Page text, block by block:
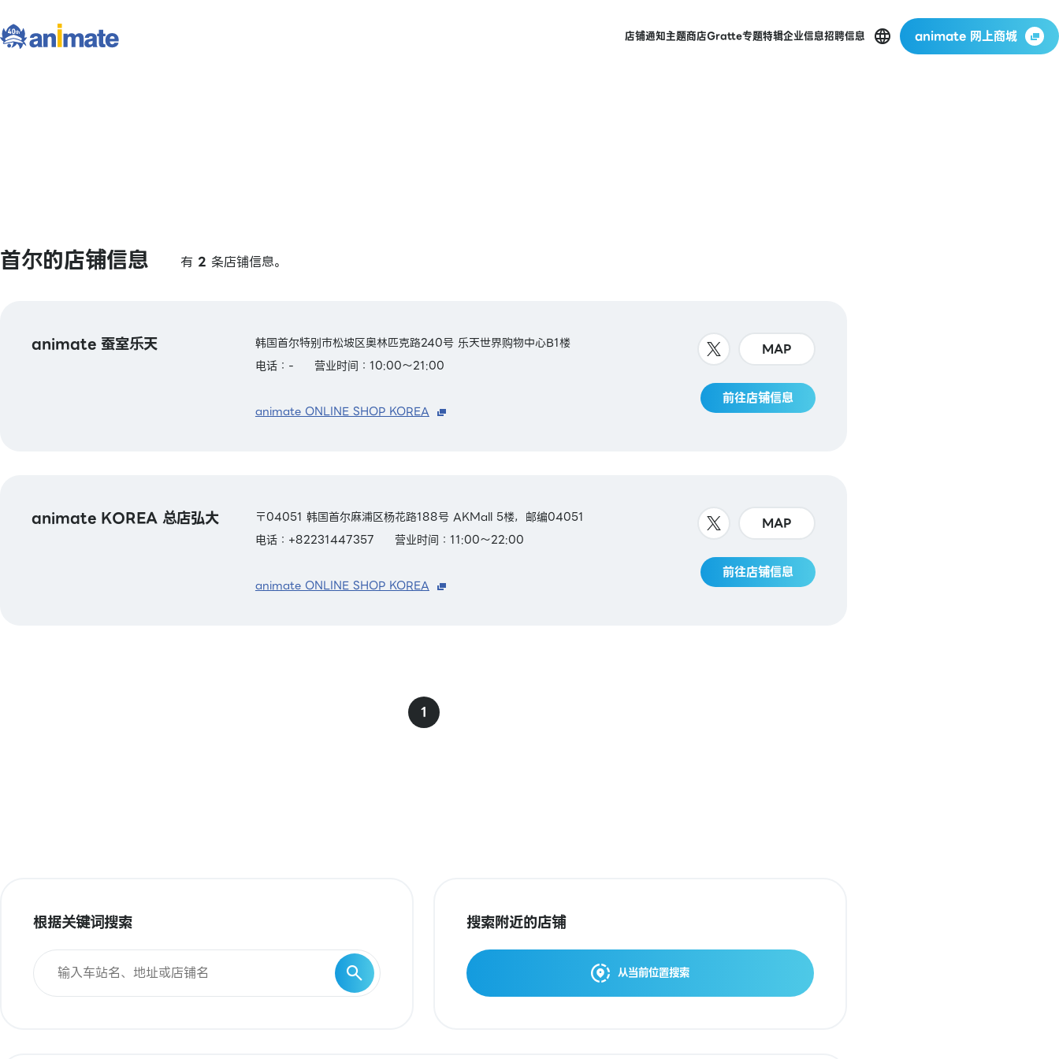
店铺通知主题商店Gratte专题特辑企业信息招聘信息 animate 网上商城
首尔的店铺信息 有 2 条店铺信息。
animate 蚕室乐天
韩国首尔特别市松坡区奥林匹克路240号 乐天世界购物中心B1楼
电话：-
营业时间：10:00～21:00
animate ONLINE SHOP KOREA
MAP
前往店铺信息
animate KOREA 总店弘大
〒04051 韩国首尔麻浦区杨花路188号 AKMall 5楼，邮编04051
电话：+82231447357
营业时间：11:00～22:00
animate ONLINE SHOP KOREA
MAP
前往店铺信息
1
根据关键词搜索 搜索附近的店铺
从当前位置搜索